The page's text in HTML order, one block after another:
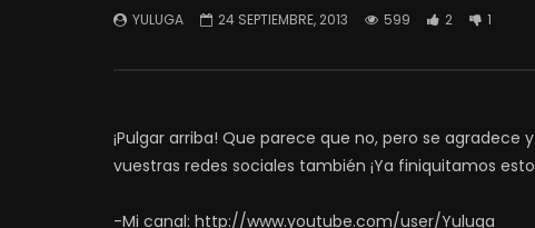
YULUGA 24 SEPTIEMBRE, 2013 599 2 1
¡Pulgar arriba! Que parece que no, pero se
vuestras redes sociales también ¡Ya finiquitamos
-Mi canal: http://www.youtube.com/user/Yuluga